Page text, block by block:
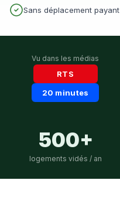
Sans déplacement payant
Vu dans les médias
RTS
20 minutes
500+
logements vidés / an